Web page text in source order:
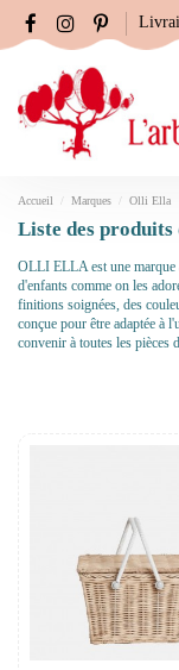
Accueil Marques Olli Ella
Liste des
OLLI ELLA est une marque
d'enfants comme on les
finitions soignées, des
conçue pour être adaptée à
convenir à toutes les pièces